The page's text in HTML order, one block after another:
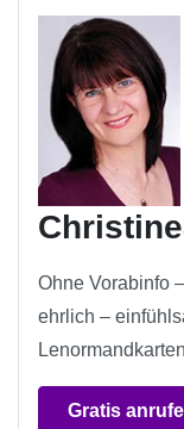
Ohne Vorabinfo
ehrlich –
Gratis